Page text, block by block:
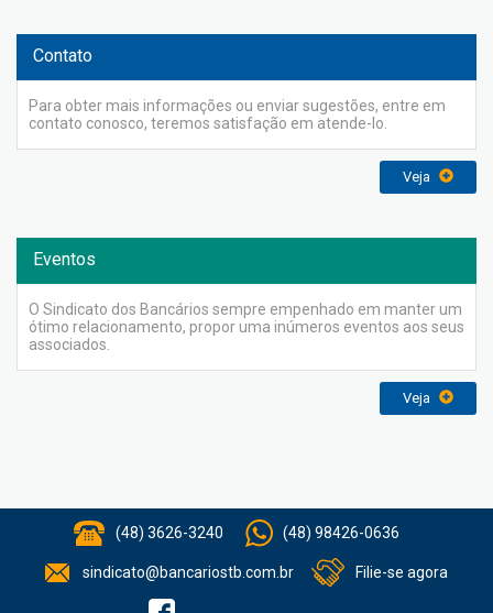
Contato
Para obter mais informações ou enviar sugestões, entre em
contato conosco, teremos satisfação em atende-lo.
Veja
Eventos
O Sindicato dos Bancários sempre empenhado em manter um
ótimo relacionamento, propor uma inúmeros eventos aos seus
associados.
Veja
(48) 3626-3240 (48) 98426-0636
sindicato@bancariostb.com.br Filie-se agora